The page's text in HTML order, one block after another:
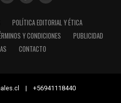
POLÍTICA EDITORIAL Y ÉTICA
Y CONDICIONES
PUBLICIDAD
CONTACTO
| +56941118440